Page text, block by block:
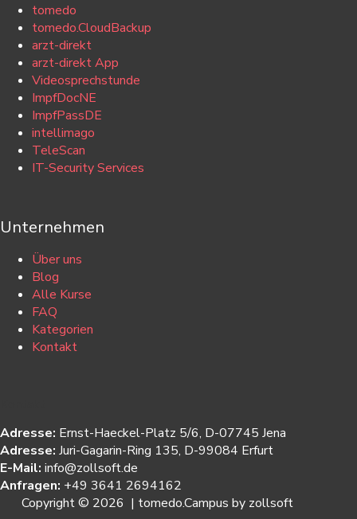
tomedo
tomedo.CloudBackup
arzt-direkt
arzt-direkt App
Videosprechstunde
ImpfDocNE
ImpfPassDE
intellimago
TeleScan
IT-Security Services
Unternehmen
Über uns
Blog
Alle Kurse
FAQ
Kategorien
Kontakt
Adresse: Ernst-Haeckel-Platz 5/6, D-07745 Jena
Adresse: Juri-Gagarin-Ring 135, D-99084 Erfurt
E-Mail: info@zollsoft.de
Anfragen: +49 3641 2694162
Copyright © 2026 | tomedo.Campus by zollsoft